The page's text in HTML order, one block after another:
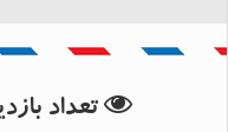
بانک اطلاعات
تعداد